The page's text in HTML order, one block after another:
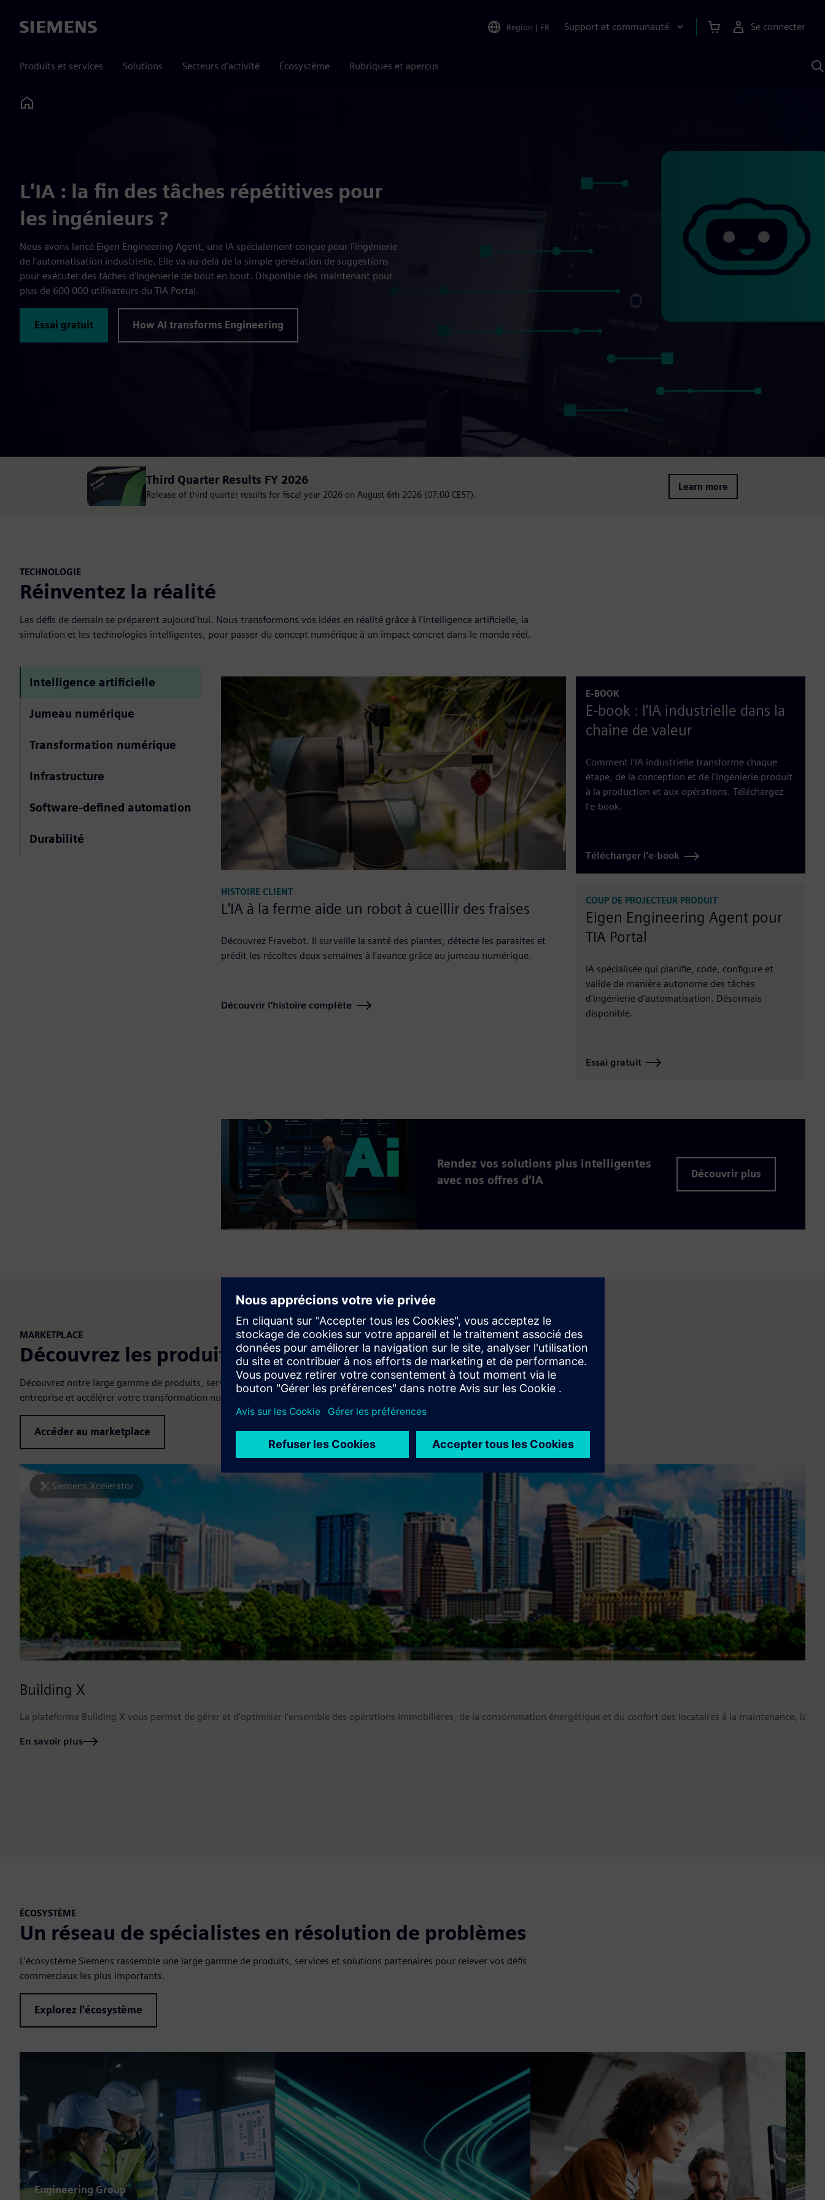
Siemens Region | FR Support et communauté Se connecter
Produits et services Solutions Secteurs d'activité Écosystème Rubriques et aperçus
Home
L'IA : la fin des tâches répétitives pour
les ingénieurs ?
Nous avons lancé Eigen Engineering Agent, une IA spécialement conçue pour l'ingénierie
de l'automatisation industrielle. Elle va au-delà de la simple génération de suggestions
pour exécuter des tâches d'ingénierie de bout en bout. Disponible dès maintenant pour
plus de 600 000 utilisateurs du TIA Portal.
Essai gratuit How AI transforms Engineering
Third Quarter Results FY 2026
Release of third quarter results for fiscal year 2026 on August 6th 2026 (07:00 CEST).
Learn more
TECHNOLOGIE
Réinventez la réalité
Les défis de demain se préparent aujourd'hui. Nous transformons vos idées en réalité grâce à l'intelligence artificielle, la
simulation et les technologies intelligentes, pour passer du concept numérique à un impact concret dans le monde réel.
Intelligence artificielle
Jumeau numérique
Transformation numérique
Infrastructure
Software-defined automation
Durabilité
HISTOIRE CLIENT
L'IA à la ferme aide un robot à cueillir des fraises
Découvrez Fravebot. Il surveille la santé des plantes, détecte les parasites et
prédit les récoltes deux semaines à l'avance grâce au jumeau numérique.
Découvrir l'histoire complète
E-BOOK
E-book : l'IA industrielle dans la
chaîne de valeur
Comment l'IA industrielle transforme chaque
étape, de la conception et de l'ingénierie produit
à la production et aux opérations. Téléchargez
l'e-book.
Télécharger l'e-book
COUP DE PROJECTEUR PRODUIT
Eigen Engineering Agent pour
TIA Portal
IA spécialisée qui planifie, code, configure et
valide de manière autonome des tâches
d'ingénierie d'automatisation. Désormais
disponible.
Essai gratuit
Rendez vos solutions plus intelligentes
avec nos offres d’IA
Découvrir plus
MARKETPLACE
Découvrez les produits et services
Découvrez notre large gamme de produits, services et solutions personnalisables pour favoriser l’innovation dans votre
entreprise et accélérer votre transformation numérique.
Accéder au marketplace
Siemens Xcelerator
Building X
La plateforme Building X vous permet de gérer et d’optimiser l’ensemble des opérations immobilières, de la consommation énergétique et du confort des locataires à la maintenance, la
En savoir plus
ÉCOSYSTÈME
Un réseau de spécialistes en résolution de problèmes
L’écosystème Siemens rassemble une large gamme de produits, services et solutions partenaires pour relever vos défis
commerciaux les plus importants.
Explorez l'écosystème
Engineering Group